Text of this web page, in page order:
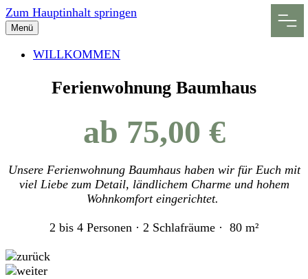
Zum Hauptinhalt springen
Menü
WILLKOMMEN
Ferienwohnung Baumhaus
ab 75,00 €
Unsere Ferienwohnung Baumhaus haben wir für Euch mit
viel Liebe zum Detail, ländlichem Charme und hohem
Wohnkomfort eingerichtet.
2 bis 4 Personen · 2 Schlafräume · 80 m²